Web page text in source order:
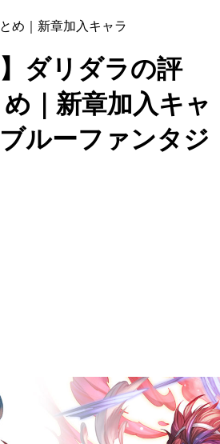
め｜新章加入キャラ
ダリダラの評
｜新章加入キャ
ルーファンタジ